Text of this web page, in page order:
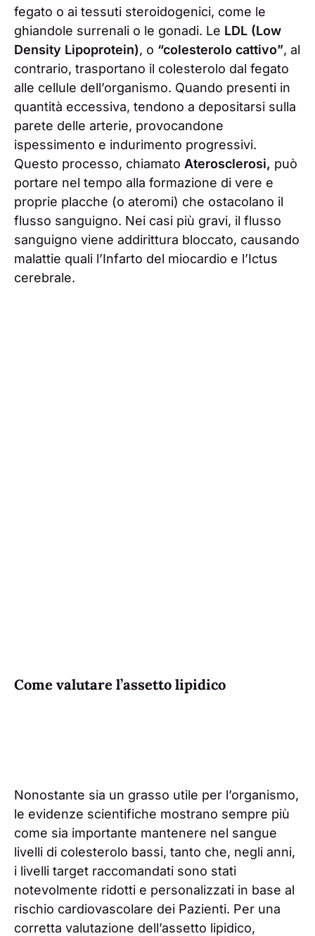
fegato o ai tessuti steroidogenici, come le
ghiandole surrenali o le gonadi. Le LDL (Low
Density Lipoprotein), o “colesterolo cattivo”, al
contrario, trasportano il colesterolo dal fegato
alle cellule dell’organismo. Quando presenti in
quantità eccessiva, tendono a depositarsi sulla
parete delle arterie, provocandone
ispessimento e indurimento progressivi.
Questo processo, chiamato Aterosclerosi, può
portare nel tempo alla formazione di vere e
proprie placche (o ateromi) che ostacolano il
flusso sanguigno. Nei casi più gravi, il flusso
sanguigno viene addirittura bloccato, causando
malattie quali l’Infarto del miocardio e l’Ictus
cerebrale.
Come valutare l’assetto lipidico
Nonostante sia un grasso utile per l’organismo,
le evidenze scientifiche mostrano sempre più
come sia importante mantenere nel sangue
livelli di colesterolo bassi, tanto che, negli anni,
i livelli target raccomandati sono stati
notevolmente ridotti e personalizzati in base al
rischio cardiovascolare dei Pazienti. Per una
corretta valutazione dell’assetto lipidico,